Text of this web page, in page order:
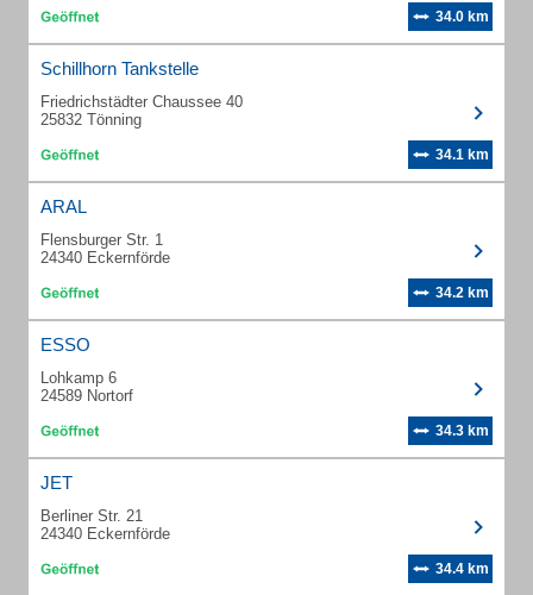
34.0 km
Schillhorn Tankstelle
Friedrichstädter Chaussee 40
25832 Tönning
34.1 km
ARAL
Flensburger Str. 1
24340 Eckernförde
34.2 km
ESSO
Lohkamp 6
24589 Nortorf
34.3 km
JET
Berliner Str. 21
24340 Eckernförde
34.4 km